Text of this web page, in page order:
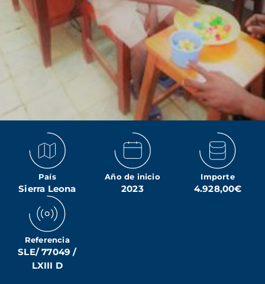
País
Sierra Leona
Año de inicio
2023
Importe
4.928,00€
Referencia
SLE/ 77049 /
LXIII D